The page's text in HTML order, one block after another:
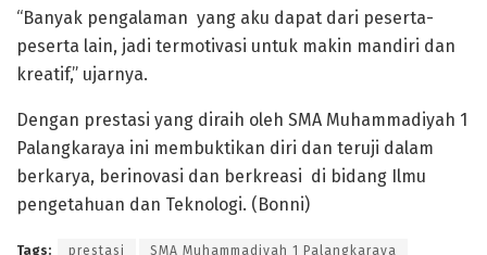
“Banyak pengalaman yang aku dapat dari peserta-
peserta lain, jadi termotivasi untuk makin mandiri dan
kreatif,” ujarnya.
Dengan prestasi yang diraih oleh SMA Muhammadiyah 1
Palangkaraya ini membuktikan diri dan teruji dalam
berkarya, berinovasi dan berkreasi di bidang Ilmu
pengetahuan dan Teknologi. (Bonni)
Tags: prestasi SMA Muhammadiyah 1 Palangkaraya